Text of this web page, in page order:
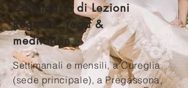
Calendario di Lezioni
Regolari: Yoga &
meditation
Settimanali e mensili, a Cureglia
(sede principale), a Pregassona,